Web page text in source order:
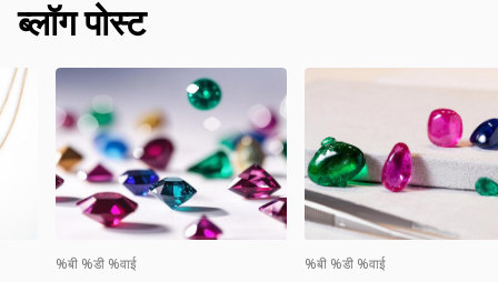
ब्लॉग पोस्ट
%बी %डी %वाई %बी %डी %वाई